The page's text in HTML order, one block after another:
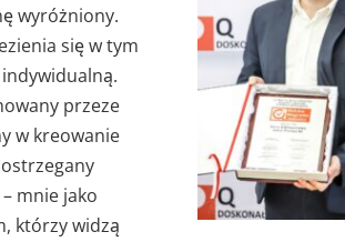
wyróżniony.
się w tym
przeze
w kreowanie
mnie jako
którzy widzą